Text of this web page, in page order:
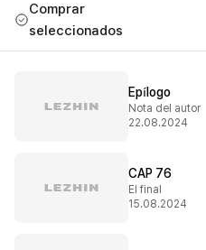
Comprar
seleccionados
Epílogo
Nota del autor
22.08.2024
CAP 76
El final
15.08.2024